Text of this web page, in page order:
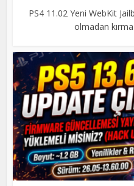
PS4 11.02 Yeni WebKit
olmadan kırma